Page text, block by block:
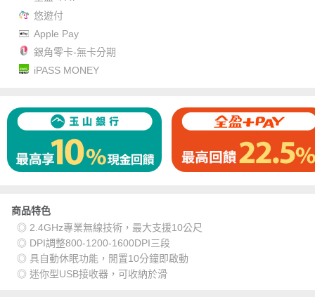
悠遊付
Apple Pay
銀角零卡-無卡分期
iPASS MONEY
商品特色
◎ 2.4GHz專業無線技術，最大支援10公尺
◎ DPI調整800-1200-1600DPI三段
◎ 具自動休眠功能，閒置10分鐘即啟動
◎ 迷你型USB接收器，可收納於滑